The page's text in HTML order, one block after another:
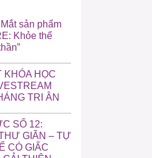
sản phẩm
Khỏe thể
KHÓA HỌC
TRI ÂN
SỐ 12:
GIÃN – TỰ
CÓ GIẤC